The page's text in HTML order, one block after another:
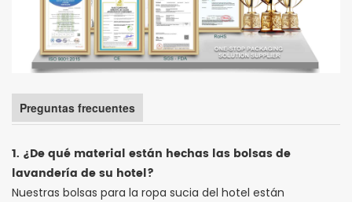
Preguntas frecuentes
1. ¿De qué material están hechas las bolsas de
lavandería de su hotel?
Nuestras bolsas para la ropa sucia del hotel están